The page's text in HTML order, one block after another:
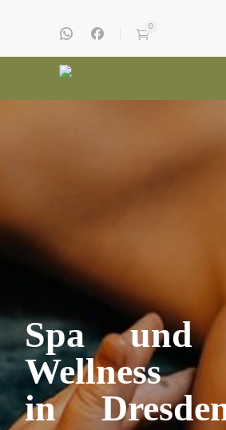
0
Spa und
Wellness
in